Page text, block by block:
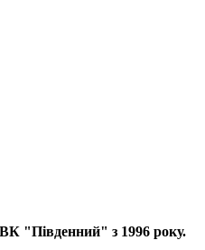
"Південний" з 1996 року.